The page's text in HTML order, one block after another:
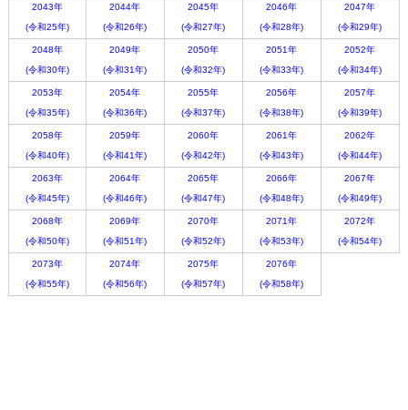
2043年
(令和25年)
2044年
(令和26年)
2045年
(令和27年)
2046年
(令和28年)
2047年
(令和29年)
2048年
(令和30年)
2049年
(令和31年)
2050年
(令和32年)
2051年
(令和33年)
2052年
(令和34年)
2053年
(令和35年)
2054年
(令和36年)
2055年
(令和37年)
2056年
(令和38年)
2057年
(令和39年)
2058年
(令和40年)
2059年
(令和41年)
2060年
(令和42年)
2061年
(令和43年)
2062年
(令和44年)
2063年
(令和45年)
2064年
(令和46年)
2065年
(令和47年)
2066年
(令和48年)
2067年
(令和49年)
2068年
(令和50年)
2069年
(令和51年)
2070年
(令和52年)
2071年
(令和53年)
2072年
(令和54年)
2073年
(令和55年)
2074年
(令和56年)
2075年
(令和57年)
2076年
(令和58年)